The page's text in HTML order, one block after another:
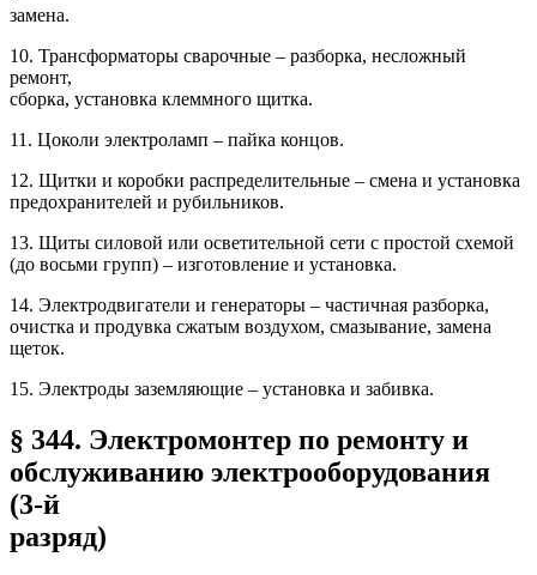
замена.
10. Трансформаторы сварочные – разборка, несложный
ремонт,
сборка, установка клеммного щитка.
11. Цоколи электроламп – пайка концов.
12. Щитки и коробки распределительные – смена и установка
предохранителей и рубильников.
13. Щиты силовой или осветительной сети с простой схемой
(до восьми групп) – изготовление и установка.
14. Электродвигатели и генераторы – частичная разборка,
очистка и продувка сжатым воздухом, смазывание, замена
щеток.
15. Электроды заземляющие – установка и забивка.
§ 344. Электромонтер по ремонту и
обслуживанию электрооборудования
(3-й
разряд)